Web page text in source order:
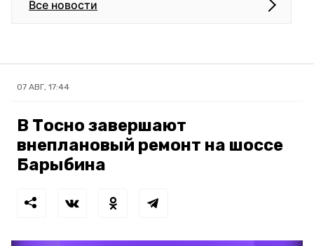
Все новости
07 АВГ, 17:44
В Тосно завершают
внеплановый ремонт на шоссе
Барыбина